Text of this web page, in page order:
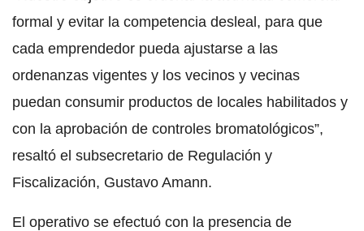
formal y evitar la competencia desleal, para que
cada emprendedor pueda ajustarse a las
ordenanzas vigentes y los vecinos y vecinas
puedan consumir productos de locales habilitados y
con la aprobación de controles bromatológicos”,
resaltó el subsecretario de Regulación y
Fiscalización, Gustavo Amann.
El operativo se efectuó con la presencia de